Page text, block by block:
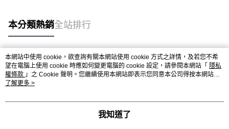
本分類熱銷全站排行
熱門標籤
本網站中使用 cookie，欲查詢有關本網站使用 cookie 方式之詳情，及若您不希
望在電腦上使用 cookie 時應如何變更電腦的 cookie 設定，請參閱本網站「 隱私
權條款 」之 Cookie 聲明。您繼續使用本網站即表示您同意本公司得按本網站使
用條款之 Cookie 聲明使用 cookie。
了解更多 >
我知道了